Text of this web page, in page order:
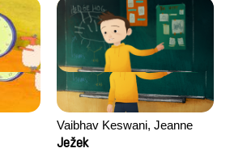
Vaibhav Keswani, Jeanne
Laureau, Colombine Majou,
Ježek